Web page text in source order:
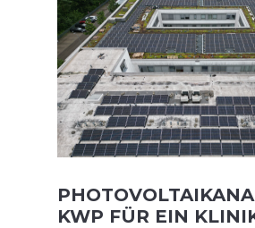
KWP FÜR EIN